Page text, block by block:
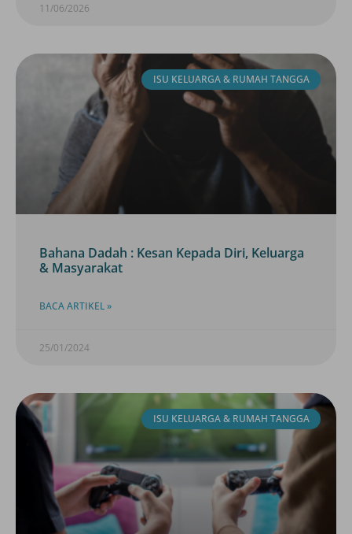
11/06/2026
ISU KELUARGA & RUMAH TANGGA
Bahana Dadah : Kesan Kepada Diri, Keluarga
& Masyarakat
BACA ARTIKEL »
25/01/2024
ISU KELUARGA & RUMAH TANGGA